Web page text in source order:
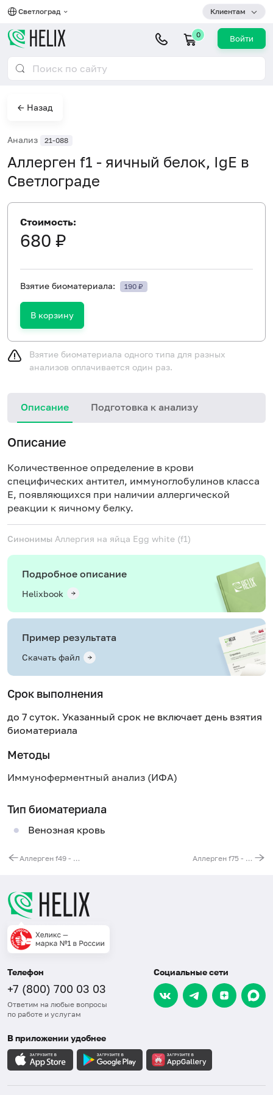
Светлоград Клиентам
0 Войти
← Назад
Анализ 21-088
Аллерген f1 - яичный белок, IgE в
Светлограде
Стоимость:
680 ₽
Взятие биоматериала: 190 ₽
В корзину
Взятие биоматериала одного типа для разных
анализов оплачивается один раз.
Описание Подготовка к анализу
Описание
Количественное определение в крови
специфических антител, иммуноглобулинов класса
E, появляющихся при наличии аллергической
реакции к яичному белку.
Синонимы Аллергия на яйца Egg white (f1)
Подробное описание
Helixbook
Пример результата
Скачать файл
Срок выполнения
до 7 суток. Указанный срок не включает день взятия
биоматериала
Методы
Иммуноферментный анализ (ИФА)
Тип биоматериала
Венозная кровь
Аллерген f49 - яблоко, IgE Аллерген f75 - яичный желток, IgE
Телефон
+7 (800) 700 03 03
Ответим на любые вопросы
по работе и услугам
Социальные сети
В приложении удобнее